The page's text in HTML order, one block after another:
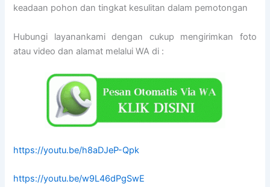
keadaan pohon dan tingkat kesulitan dalam pemotongan
Hubungi layanankami dengan cukup mengirimkan foto
atau video dan alamat melalui WA di :
https://youtu.be/h8aDJeP-Qpk
https://youtu.be/w9L46dPgSwE